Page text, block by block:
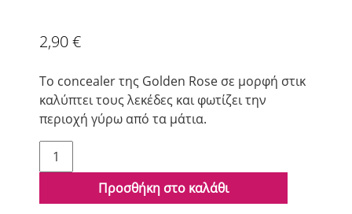
2,90€
Το concealer της Golden Rose σε μορφή στικ
καλύπτει τους λεκέδες και φωτίζει την
περιοχή γύρω από τα μάτια.
Golden
Rose
Concealer
Προσθήκη στο καλάθι